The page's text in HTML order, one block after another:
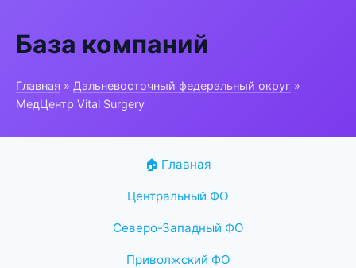
База компаний
Главная » Дальневосточный федеральный округ »
МедЦентр Vital Surgery
🏠 Главная
Центральный ФО
Северо-Западный ФО
Приволжский ФО